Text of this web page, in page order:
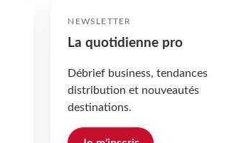
NEWSLETTER
La quotidienne pro
Débrief business, tendances
distribution et nouveautés
destinations.